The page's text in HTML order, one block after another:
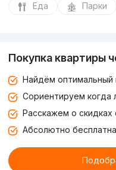
Еда Парки
Покупка квартиры
Найдём оптимальный
Сориентируем когда
Расскажем о скидках
Абсолютно